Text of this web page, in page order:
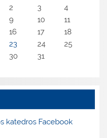
2 3
4
9 10
11
16 17
18
23 24
25
30
31
katedros Facebook